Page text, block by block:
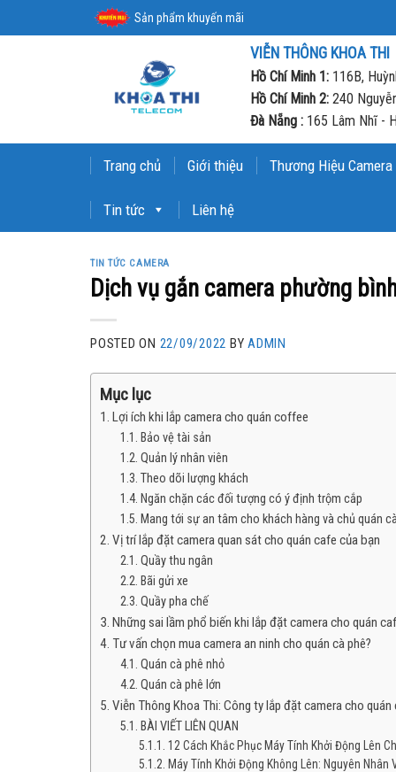
to
Sản phẩm khuyến mãi
VIỄN THÔNG KHOA THI
Hồ Chí Minh 1: 116B,
Hồ Chí Minh 2: 240
Đà Nẵng : 165 Lâm Nhĩ -
Trang chủ Giới thiệu Thương Hiệu Camera
Tin tức Liên hệ
TIN TỨC CAMERA
Dịch vụ gắn camera phường
POSTED ON 22/09/2022 BY ADMIN
Mục lục
Lợi ích khi lắp camera cho quán coffee
Bảo vệ tài sản
Quản lý nhân viên
Theo dõi lượng khách
Ngăn chặn các đối tượng có ý định trộm cắp
Mang tới sự an tâm cho khách hàng và chủ quán
Vị trí lắp đặt camera quan sát cho quán cafe của bạn
Quầy thu ngân
Bãi gửi xe
Quầy pha chế
Những sai lầm phổ biến khi lắp đặt camera cho quán
Tư vấn chọn mua camera an ninh cho quán cà phê?
Quán cà phê nhỏ
Quán cà phê lớn
Viễn Thông Khoa Thi: Công ty lắp đặt camera cho quán
BÀI VIẾT LIÊN QUAN
12 Cách Khắc Phục Máy Tính Khởi Động Lên
Máy Tính Khởi Động Không Lên: Nguyên Nhân